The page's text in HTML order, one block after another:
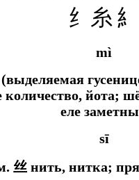
纟糸 糹
mì
количество, йота;
еле
sī
丝 нить, нитка;